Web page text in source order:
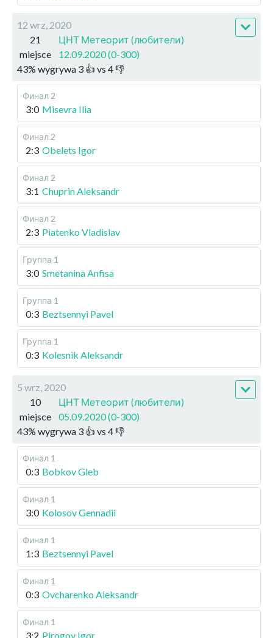
12 wrz, 2020
21
miejsce
ЦНТ Метеорит (любители)
12.09.2020 (0-300)
43% wygrywa 3 👍 vs 4👎
Финал 2
3:0 Misevra Ilia
Финал 2
2:3 Obelets Igor
Финал 2
3:1 Chuprin Aleksandr
Финал 2
2:3 Piatenko Vladislav
Группа 1
3:0 Smetanina Anfisa
Группа 1
0:3 Beztsennyi Pavel
Группа 1
0:3 Kolesnik Aleksandr
5 wrz, 2020
10
miejsce
ЦНТ Метеорит (любители)
05.09.2020 (0-300)
43% wygrywa 3 👍 vs 4👎
Финал 1
0:3 Bobkov Gleb
Финал 1
3:0 Kolosov Gennadii
Финал 1
1:3 Beztsennyi Pavel
Финал 1
0:3 Ovcharenko Aleksandr
Финал 1
3:2 Pirogov Igor